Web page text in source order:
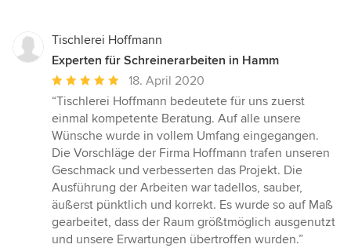
Tischlerei Hoffmann
Experten für Schreinerarbeiten in Hamm
Durchschnittliche
Bewertung:
5
von
5
Sternen
18. April 2020
“Tischlerei Hoffmann bedeutete für uns zuerst
einmal kompetente Beratung. Auf alle unsere
Wünsche wurde in vollem Umfang eingegangen.
Die Vorschläge der Firma Hoffmann trafen unseren
Geschmack und verbesserten das Projekt. Die
Ausführung der Arbeiten war tadellos, sauber,
äußerst pünktlich und korrekt. Es wurde so auf Maß
gearbeitet, dass der Raum größtmöglich ausgenutzt
und unsere Erwartungen übertroffen wurden.”